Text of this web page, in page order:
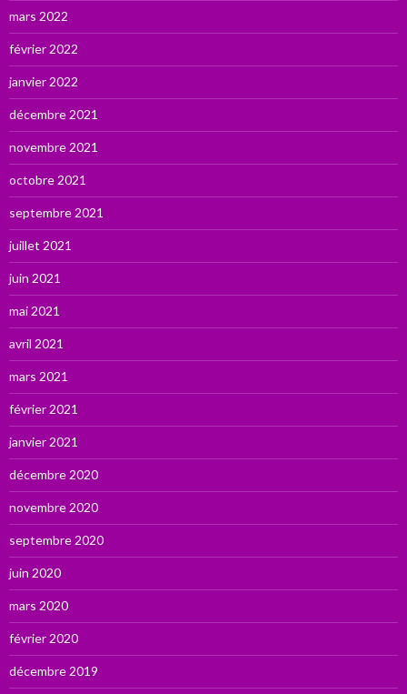
mars 2022
février 2022
janvier 2022
décembre 2021
novembre 2021
octobre 2021
septembre 2021
juillet 2021
juin 2021
mai 2021
avril 2021
mars 2021
février 2021
janvier 2021
décembre 2020
novembre 2020
septembre 2020
juin 2020
mars 2020
février 2020
décembre 2019